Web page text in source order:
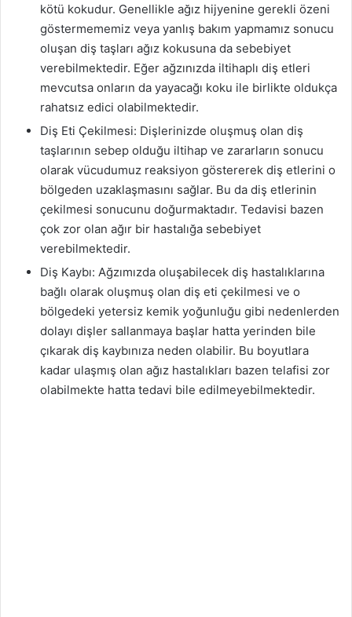
kötü kokudur. Genellikle ağız hijyenine gerekli özeni
göstermememiz veya yanlış bakım yapmamız sonucu
oluşan diş taşları ağız kokusuna da sebebiyet
verebilmektedir. Eğer ağzınızda iltihaplı diş etleri
mevcutsa onların da yayacağı koku ile birlikte oldukça
rahatsız edici olabilmektedir.
Diş Eti Çekilmesi: Dişlerinizde oluşmuş olan diş
taşlarının sebep olduğu iltihap ve zararların sonucu
olarak vücudumuz reaksiyon göstererek diş etlerini o
bölgeden uzaklaşmasını sağlar. Bu da diş etlerinin
çekilmesi sonucunu doğurmaktadır. Tedavisi bazen
çok zor olan ağır bir hastalığa sebebiyet
verebilmektedir.
Diş Kaybı: Ağzımızda oluşabilecek diş hastalıklarına
bağlı olarak oluşmuş olan diş eti çekilmesi ve o
bölgedeki yetersiz kemik yoğunluğu gibi nedenlerden
dolayı dişler sallanmaya başlar hatta yerinden bile
çıkarak diş kaybınıza neden olabilir. Bu boyutlara
kadar ulaşmış olan ağız hastalıkları bazen telafisi zor
olabilmekte hatta tedavi bile edilmeyebilmektedir.